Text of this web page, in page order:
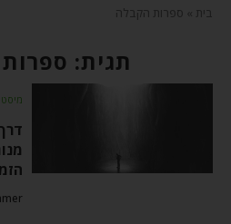
בית ספרות הקבלה
תגית: